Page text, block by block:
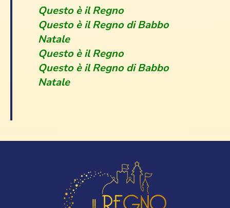
Questo è il Regno
Questo è il Regno di Babbo
Natale
Questo è il Regno
Questo è il Regno di Babbo
Natale